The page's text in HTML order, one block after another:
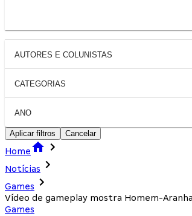
AUTORES E COLUNISTAS
CATEGORIAS
ANO
Aplicar filtros Cancelar
Home
Notícias
Games
Vídeo de gameplay mostra Homem-
Games